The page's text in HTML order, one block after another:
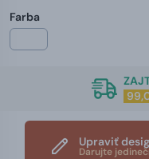
Farba
Upraviť
Darujte